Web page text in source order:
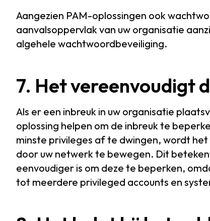
Aangezien PAM-oplossingen ook
aanvalsoppervlak van uw organisatie
algehele wachtwoordbeveiliging.
7. Het vereenvoudigt
Als er een inbreuk in uw organisatie
oplossing helpen om de inbreuk te
minste privileges af te dwingen, wordt
door uw netwerk te bewegen. Dit
eenvoudiger is om deze te beperken,
tot meerdere privileged accounts en